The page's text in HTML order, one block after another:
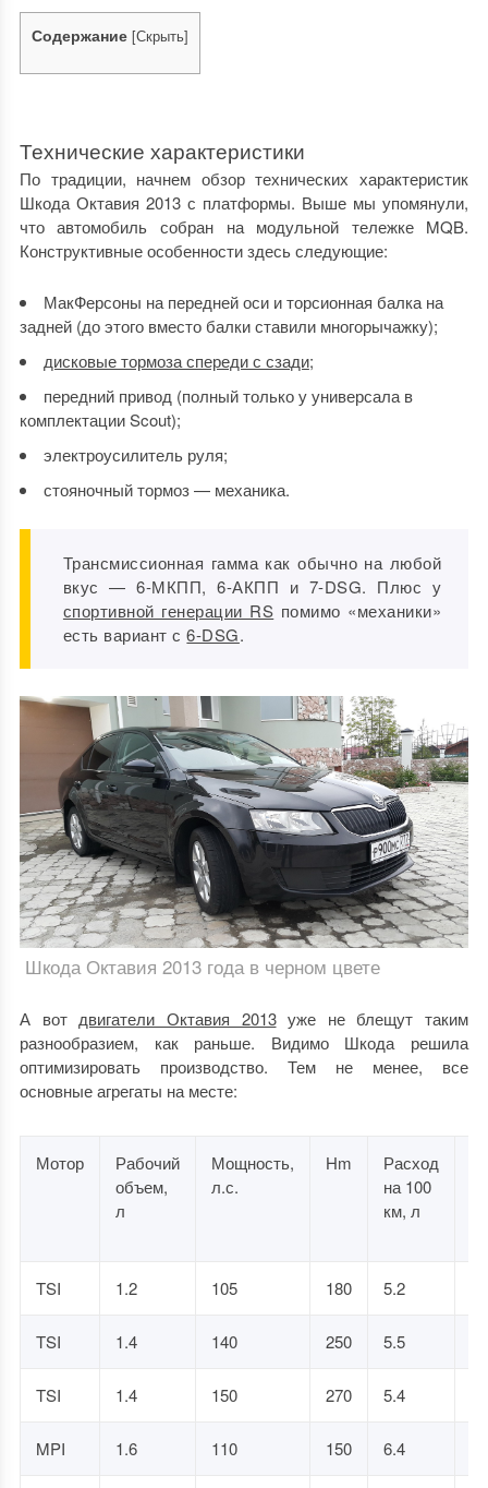
Содержание [Скрыть]
Технические характеристики
По традиции, начнем обзортехнических характеристик
Шкода Октавия 2013с платформы. Выше мы упомянули,
что автомобиль собран на модульной тележке MQB.
Конструктивные особенности здесь следующие:
МакФерсоны на передней оси и торсионная балка на
задней (до этого вместо балки ставили многорычажку);
дисковые тормоза спереди с сзади;
передний привод (полный только у универсала в
комплектации Scout);
электроусилитель руля;
стояночный тормоз — механика.
Трансмиссионная гамма как обычно на любой
вкус — 6-МКПП, 6-АКПП и 7-DSG. Плюс у
спортивной генерации RS помимо «механики»
есть вариант с6-DSG.
Шкода Октавия 2013 года в черном цвете
А вотдвигатели Октавия 2013уже не блещут таким
разнообразием, как раньше. Видимо Шкода решила
оптимизировать производство. Тем не менее, все
основные агрегаты на месте:
Мотор
Рабочий
объем,
л
Мощность,
л.с.
Hm
Расход
на 100
км, л
TSI 1.2 105 180 5.2
TSI 1.4 140 250 5.5
TSI 1.4 150 270 5.4
MPI 1.6 110 150 6.4